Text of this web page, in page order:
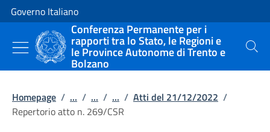
Vai al contenuto
Vai alla navigazione del sito
Governo Italiano
Conferenza Permanente per i
rapporti tra lo Stato, le Regioni e
le Province Autonome di Trento e
Bolzano
Cerca
Homepage / ... / ... / ... / Atti del 21/12/2022 /
Repertorio atto n. 269/CSR